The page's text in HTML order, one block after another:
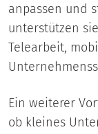
anpassen und
unterstützen
Telearbeit,
Ein weiterer
ob kleines